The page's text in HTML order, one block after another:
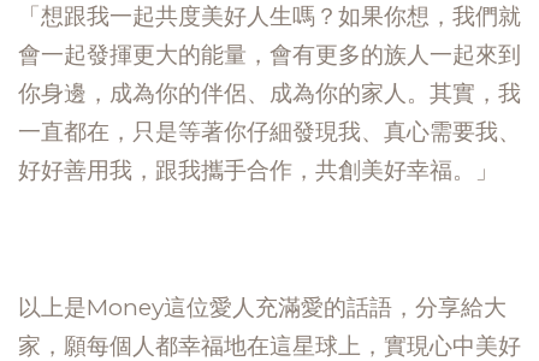
「想跟我一起共度美好人生嗎？如果你想，我們就
會一起發揮更大的能量，會有更多的族人一起來到
你身邊，成為你的伴侶、成為你的家人。其實，我
一直都在，只是等著你仔細發現我、真心需要我、
好好善用我，跟我攜手合作，共創美好幸福。」
以上是Money這位愛人充滿愛的話語，分享給大
家，願每個人都幸福地在這星球上，實現心中美好